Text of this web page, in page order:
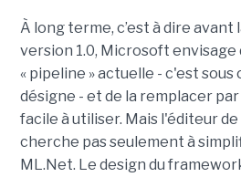
À long terme, c’est à dire avant
version 1.0, Microsoft envisage
« pipeline » actuelle - c'est sous
désigne - et de la remplacer
facile à utiliser. Mais l'éditeur de
cherche pas seulement à
ML.Net. Le design du